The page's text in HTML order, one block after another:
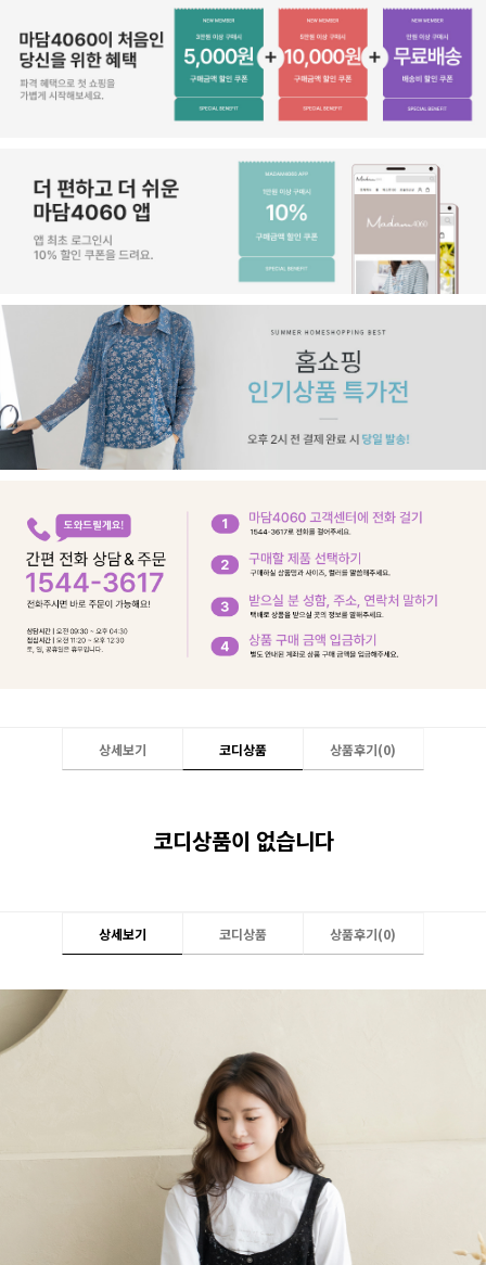
상세보기 코디상품 상품후기(0)
코디상품이 없습니다
상세보기 코디상품 상품후기(0)